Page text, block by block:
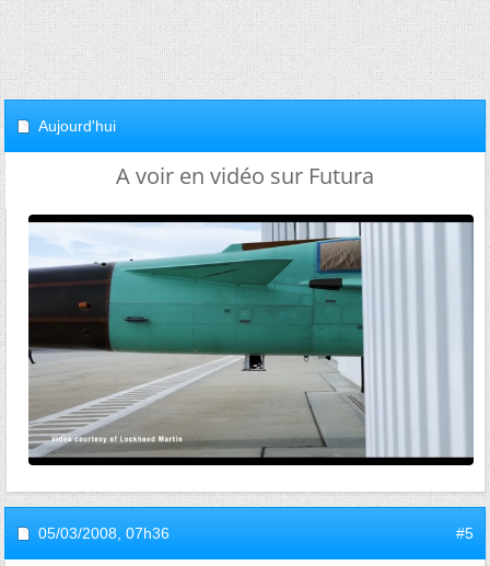
Aujourd'hui
A voir en vidéo sur Futura
05/03/2008, 07h36 #5